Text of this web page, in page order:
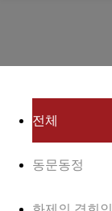
포토 갤러리
영상 갤러리
전체
동문동정